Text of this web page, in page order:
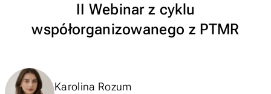
II Webinar z cyklu
współorganizowanego z PTMR
Karolina Rozum